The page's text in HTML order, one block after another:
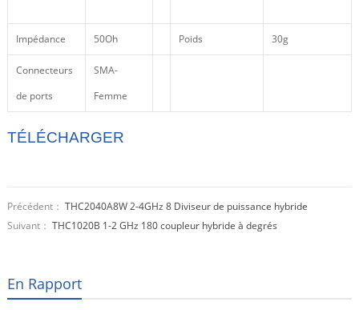
Impédance 50Oh Poids 30g
Connecteurs
de ports
SMA-
Femme
TÉLÉCHARGER
Précédent： THC2040A8W 2-4GHz 8 Diviseur de puissance hybride
Suivant： THC1020B 1-2 GHz 180 coupleur hybride à degrés
En Rapport